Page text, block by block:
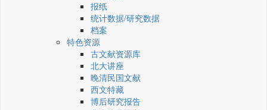
报纸
统计数据/研究数据
档案
特色资源
古文献资源库
北大讲座
晚清民国文献
西文特藏
博后研究报告